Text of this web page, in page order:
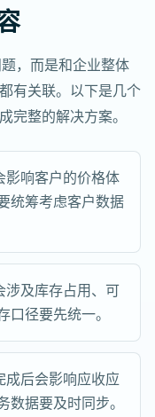
，而是和企业整体
有关联。以下是几个
完整的解决方案。
响客户的价格体
统筹考虑客户数据
及库存占用、可
径要先统一。
后会影响应收应
据要及时同步。